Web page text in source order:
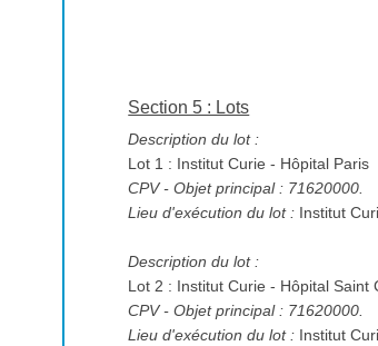
Section 5 : Lots
Description du lot :
Lot 1 : Institut Curie - Hôpital Paris
CPV- Objet principal : 71620000.
Lieu d'exécution du lot : Institut
Description du lot :
Lot 2 : Institut Curie - Hôpital Saint
CPV- Objet principal : 71620000.
Lieu d'exécution du lot : Institut